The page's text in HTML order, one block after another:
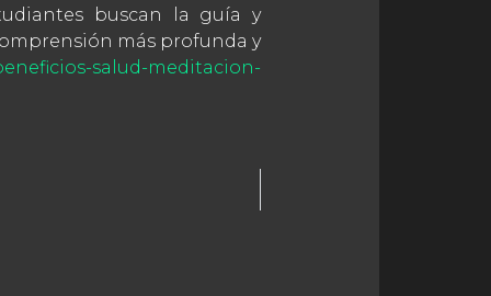
buscan la guía y
más profunda y
salud-meditacion-